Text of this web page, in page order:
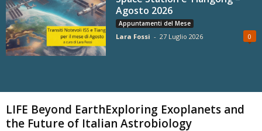
Agosto 2026
Appuntamenti del Mese
Lara Fossi - 27 Luglio 2026 0
LIFE Beyond EarthExploring Exoplanets and
the Future of Italian Astrobiology